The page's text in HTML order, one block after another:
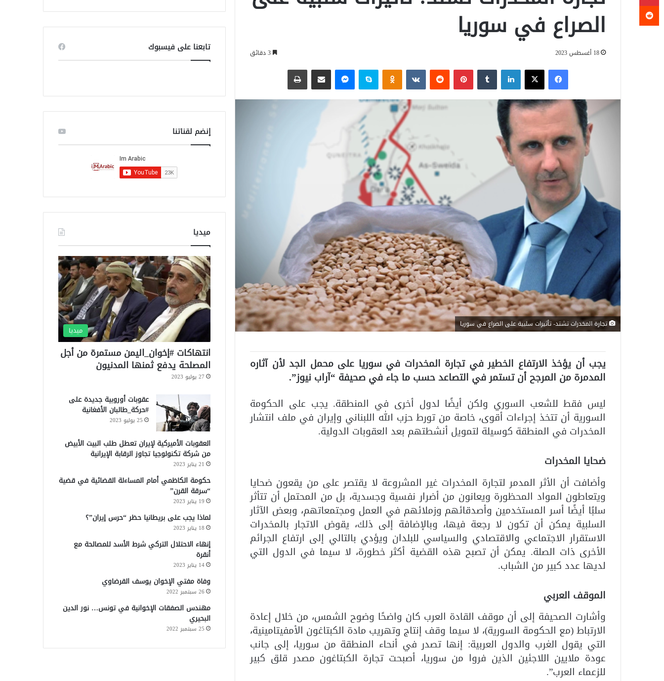
الصراع في سوريا
18 أغسطس 2023
فيسبوك ‫X لينكدإن بينتيريست سكايب
تجارة المخدرات تشتد- تأثيرات سلبية على الصراع في سوريا
يجب أن يؤخذ الارتفاع الخطير في تجارة المخدرات في سوريا على محمل الجد لأن آثاره
المدمرة من المرجح أن تستمر في التصاعد حسب ما جاء في صحيفة “آراب نيوز”.
ليس فقط للشعب السوري ولكن أيضًا لدول أخرى في المنطقة. يجب على الحكومة
السورية أن تتخذ إجراءات أقوى، خاصة من تورط حزب الله اللبناني وإيران في ملف انتشار
المخدرات في المنطقة كوسيلة لتمويل أنشطتهم بعد العقوبات الدولية.
ضحايا المخدرات
وأضافت أن الأثر المدمر لتجارة المخدرات غير المشروعة لا يقتصر على من يقعون ضحايا
ويتعاطون المواد المحظورة ويعانون من أضرار نفسية وجسدية، بل من المحتمل أن تتأثر
سلبًا أيضًا أسر المستخدمين وأصدقائهم وزملائهم في العمل ومجتمعاتهم، وبعض الآثار
السلبية يمكن أن تكون لا رجعة فيها، وبالإضافة إلى ذلك، يقوض الاتجار بالمخدرات
الاستقرار الاجتماعي والاقتصادي والسياسي للبلدان ويؤدي بالتالي إلى ارتفاع الجرائم
الأخرى ذات الصلة. يمكن أن تصبح هذه القضية أكثر خطورة، لا سيما في الدول التي
لديها عدد كبير من الشباب.
الموقف العربي
وأشارت الصحيفة إلى أن موقف القادة العرب كان واضحًا وضوح الشمس، من خلال إعادة
الارتباط (مع الحكومة السورية)، لا سيما وقف إنتاج وتهريب مادة الكبتاغون الأمفيتامينية،
التي يقول الغرب والدول العربية: إنها تصدر في أنحاء المنطقة من سوريا، إلى جانب
عودة ملايين اللاجئين الذين فروا من سوريا، أصبحت تجارة الكبتاغون مصدر قلق كبير
للزعماء العرب”.
ح
تابعنا على فيسبوك
إنضم لقناتنا
ميديا
ميديا
انتهاكات #إخوان_اليمن مستمرة من أجل
المصلحة يدفع ثمنها المدنيون
27 يوليو 2023
عقوبات أوروبية جديدة على
#حركة_طالبان الأفغانية
25 يوليو 2023
العقوبات الأميركية لإيران تعطل طلب البيت الأبيض
من شركة تكنولوجيا تجاوز الرقابة الإيرانية
21 يناير 2023
حكومة الكاظمي أمام المساءلة القضائية في قضية
“سرقة القرن”
19 يناير 2023
لماذا يجب على بريطانيا حظر “حرس إيران”؟
18 يناير 2023
إنهاء الاحتلال التركي شرط الأسد للمصالحة مع
أنقرة
14 يناير 2023
وفاة مفتي الإخوان يوسف القرضاوي
26 سبتمبر 2022
مهندس الصفقات الإخوانية في تونس… نور الدين
البحيري
25 سبتمبر 2022